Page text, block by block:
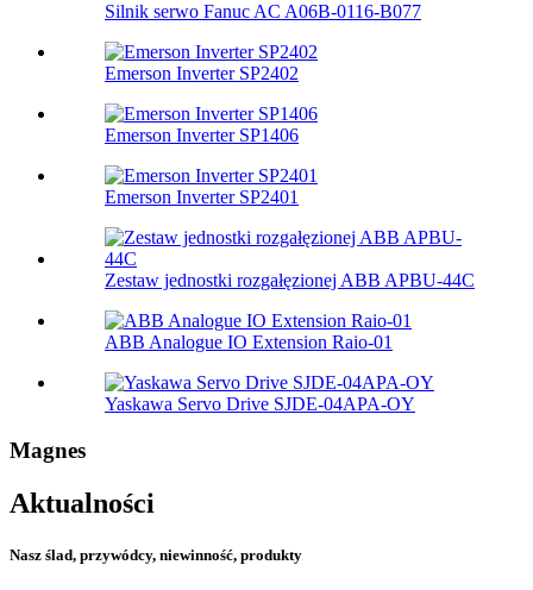
Silnik serwo Fanuc AC A06B-0116-B077
Emerson Inverter SP2402
Emerson Inverter SP1406
Emerson Inverter SP2401
Zestaw jednostki rozgałęzionej ABB APBU-44C
ABB Analogue IO Extension Raio-01
Yaskawa Servo Drive SJDE-04APA-OY
Magnes
Aktualności
Nasz ślad, przywódcy, niewinność, produkty